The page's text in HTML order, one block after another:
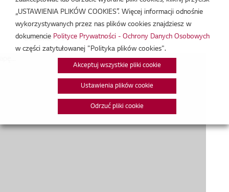
Data:18/10/2023
Godzina: 9:30 - 15:30
„USTAWIENIA PLIKÓW COOKIES”. Więcej informacji odnośnie
wykorzystywanych przez nas plików cookies znajdziesz w
dokumencie Polityce Prywatności - Ochrony Danych Osobowych
w części zatytułowanej "Polityka plików cookies".
Akceptuj wszystkie pliki cookie
Ustawienia plików cookie
Odrzuć pliki cookie